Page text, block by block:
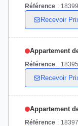
Référence : 18399
Recevoir
Appartement
Référence : 18395
Recevoir
Appartement
Référence : 18397